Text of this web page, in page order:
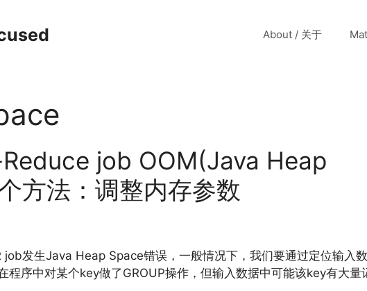
About / 关于
job OOM(Java Heap
方法：调整内存参数
发生Java Heap Space错误，一般情况下，我们要通过定位输入
程序中对某个key做了GROUP操作，但输入数据中可能该key有大量